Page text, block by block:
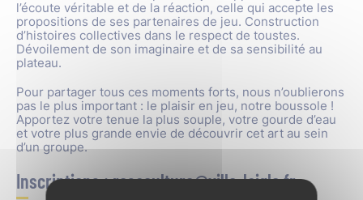
l’écoute véritable et de la réaction, celle qui accepte les
propositions de ses partenaires de jeu. Construction
d’histoires collectives dans le respect de toustes.
Dévoilement de son imaginaire et de sa sensibilité au
plateau.
Pour partager tous ces moments forts, nous n’oublierons
pas le plus important : le plaisir en jeu, notre boussole !
Apportez votre tenue la plus souple, votre gourde d’eau
et votre plus grande envie de découvrir cet art au sein
d’un groupe.
Inscriptions : resaculture@ville-laigle.fr